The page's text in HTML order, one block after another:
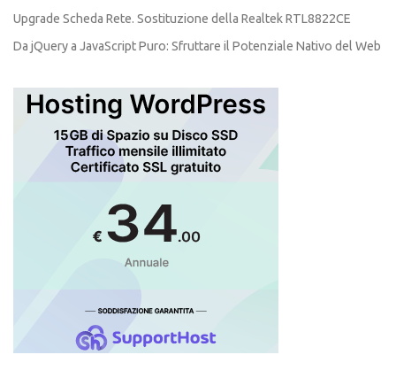
Upgrade Scheda Rete. Sostituzione della Realtek RTL8822CE
Da jQuery a JavaScript Puro: Sfruttare il Potenziale Nativo del Web